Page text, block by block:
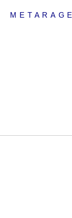
METARAGE